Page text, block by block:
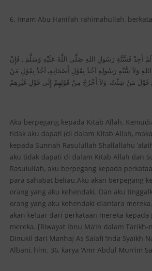
6. Imam Abu Hanifah rahimahullah,
لَمْ أَجِدْ فَسُّنَّةِ رَسُولِ اللهِ صَلَّى اللَّهُ عَلَيْهِ وَسَلَّمَ , فَإِنْ
وَلاَ سُّنَّةِ رَسُولِهِ آخُذُ بِقَوْلِ أَصْحَابِهِ, آخُذُ بِقَوْلِ مَنْ
قَوْلَ مَنْ شِئْتُ, وَلاَ أَخْرُجُ مِنْ قَوْلِهِمْ إِلَى قَوْلِ غَيْرِهِمْ
Aku berpegang kepada Kitab Allah.
tidak aku dapati (di dalam Kitab Allah,
kepada Sunnah Rasulullah Shallallahu
aku tidak dapati di dalam Kitab Allah dan
Rasulullah, aku berpegang kepada
para sahabat beliau.Aku akan berpegang
orang yang aku kehendaki. Dan aku
orang yang aku kehendaki diantara
akan keluar dari perkataan mereka kepada
mereka. [Riwayat Ibnu Ma’in dalam Tarikh-
Dinukil dari Manhaj As Salafi ‘Inda Syaikh
Albani, hlm. 36, karya ‘Amr Abdul Mun’im